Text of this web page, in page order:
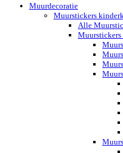
Muurdecoratie
Muurstickers
Alle
Muurstickers